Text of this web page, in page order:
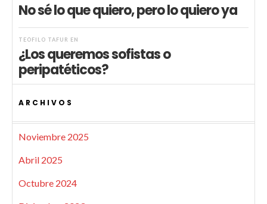
No sé lo que quiero, pero lo quiero ya
TEÓFILO TAFUR EN
¿Los queremos sofistas o
peripatéticos?
ARCHIVOS
Noviembre 2025
Abril 2025
Octubre 2024